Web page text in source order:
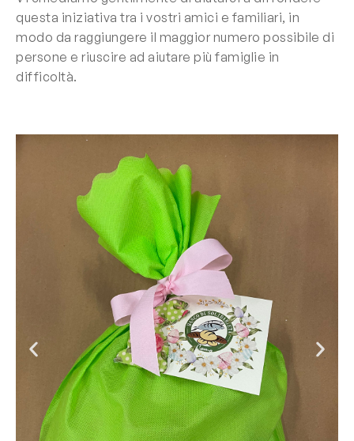
questa iniziativa tra i vostri amici e familiari, in
modo da raggiungere il maggior numero possibile di
persone e riuscire ad aiutare più famiglie in
difficoltà.